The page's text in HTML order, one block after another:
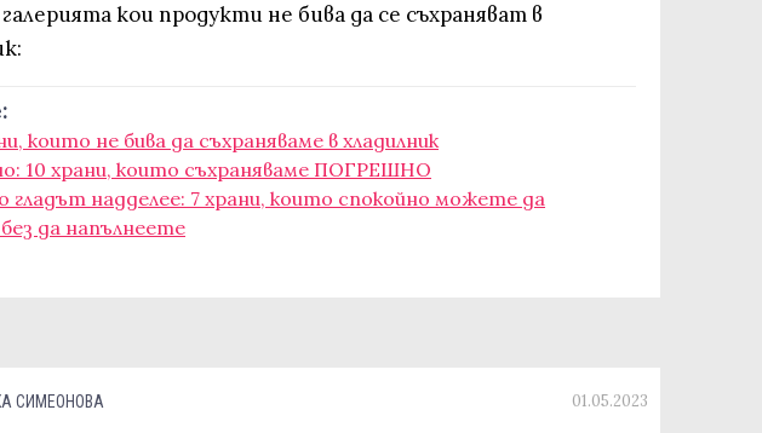
кои продукти не бива да се съхраняват в
които не бива да съхраняваме в хладилник
10 храни, които съхраняваме ПОГРЕШНО
гладът надделее: 7 храни, които спокойно можете да
да напълнеете
СИМЕОНОВА 01.05.2023